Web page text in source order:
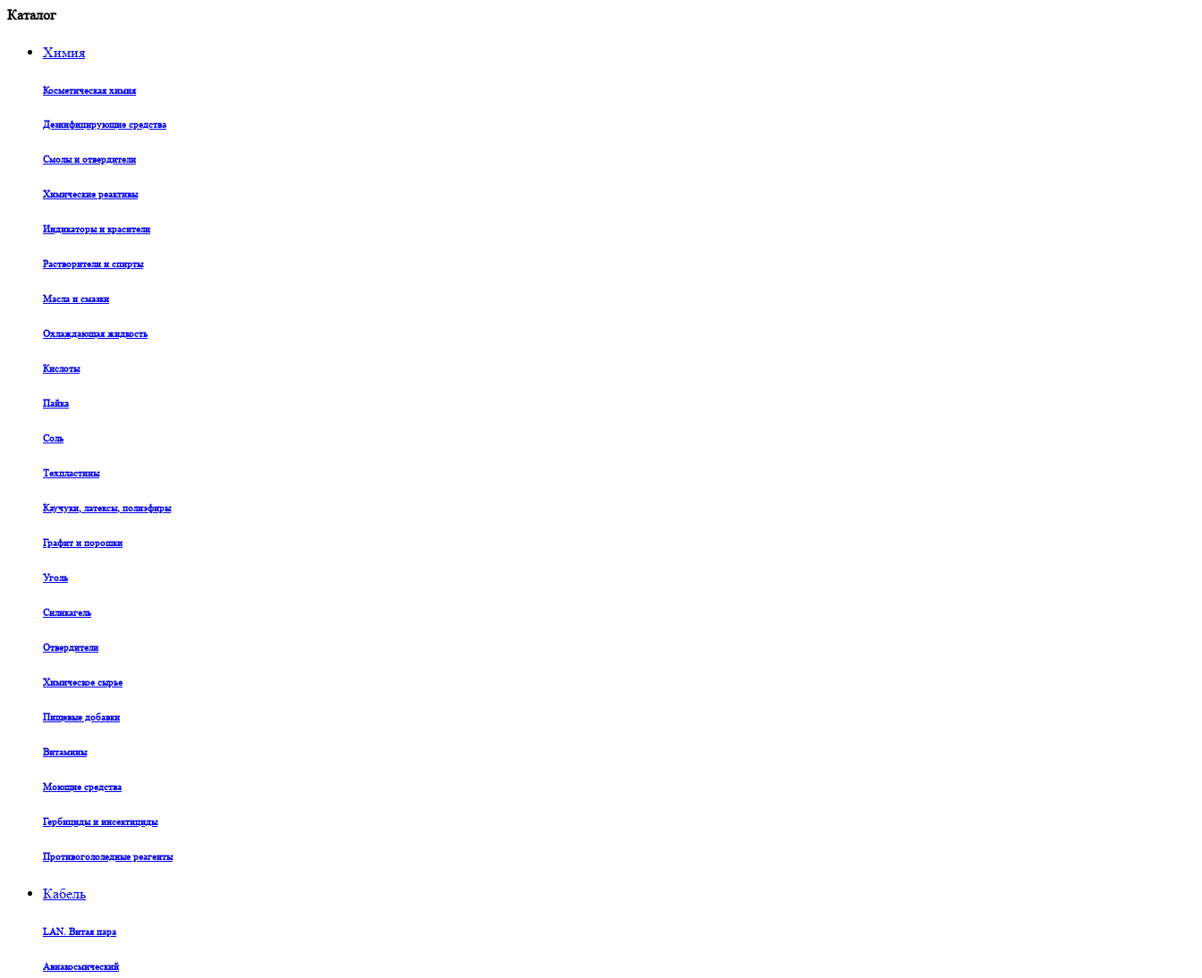
Каталог
Химия
Косметическая химия
Дезинфицирующие средства
Смолы и отвердители
Химические реактивы
Индикаторы и красители
Растворители и спирты
Масла и смазки
Охлаждающая жидкость
Кислоты
Пайка
Соль
Техпластины
Каучуки, латексы, полиэфиры
Графит и порошки
Уголь
Силикагель
Отвердители
Химическое сырье
Пищевые добавки
Витамины
Моющие средства
Гербициды и инсектициды
Противогололедные реагенты
Кабель
LAN. Витая пара
Авиакосмический